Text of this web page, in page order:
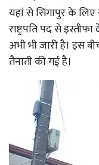
यहां से सिंगापुर के लिए
राष्ट्रपति पद से
अभी भी जारी है। इस
तैनाती की गई है।